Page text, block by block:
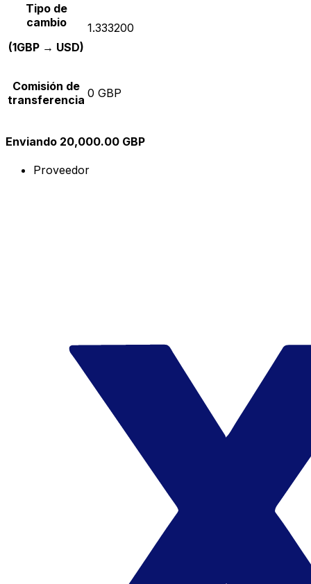
Tipo de
cambio
(1GBP → USD)
1.333200
Comisión de
transferencia 0 GBP
Enviando 20,000.00 GBP
Proveedor